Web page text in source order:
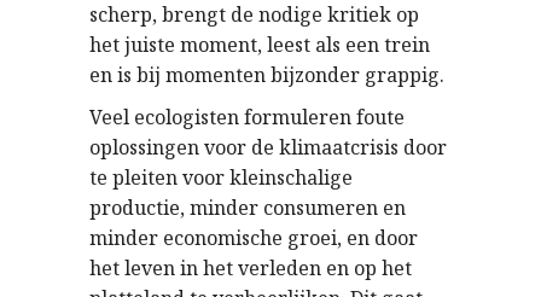
scherp, brengt de nodige kritiek op
het juiste moment, leest als een trein
en is bij momenten bijzonder grappig.
Veel ecologisten formuleren foute
oplossingen voor de klimaatcrisis door
te pleiten voor kleinschalige
productie, minder consumeren en
minder economische groei, en door
het leven in het verleden en op het